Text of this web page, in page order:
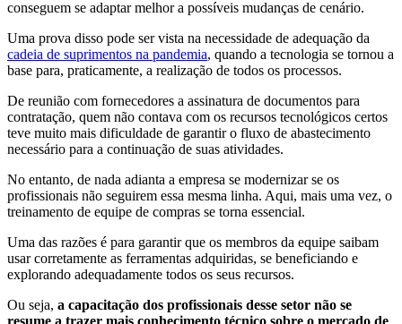
conseguem se adaptar melhor a possíveis mudanças de cenário.
Uma prova disso pode ser vista na necessidade de adequação da
cadeia de suprimentos na pandemia, quando a tecnologia se tornou a
base para, praticamente, a realização de todos os processos.
De reunião com fornecedores a assinatura de documentos para
contratação, quem não contava com os recursos tecnológicos certos
teve muito mais dificuldade de garantir o fluxo de abastecimento
necessário para a continuação de suas atividades.
No entanto, de nada adianta a empresa se modernizar se os
profissionais não seguirem essa mesma linha. Aqui, mais uma vez, o
treinamento de equipe de compras se torna essencial.
Uma das razões é para garantir que os membros da equipe saibam
usar corretamente as ferramentas adquiridas, se beneficiando e
explorando adequadamente todos os seus recursos.
Ou seja, a capacitação dos profissionais desse setor não se
resume a trazer mais conhecimento técnico sobre o mercado de